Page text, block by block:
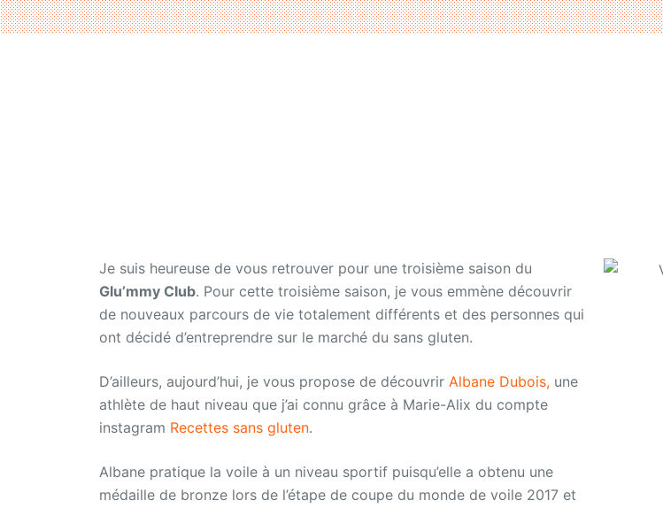
Je suis heureuse de vous retrouver pour une troisième saison du
Glu’mmy Club. Pour cette troisième saison, je vous emmène découvrir
de nouveaux parcours de vie totalement différents et des personnes qui
ont décidé d’entreprendre sur le marché du sans gluten.
D’ailleurs, aujourd’hui, je vous propose de découvrir Albane Dubois, une
athlète de haut niveau que j’ai connu grâce à Marie-Alix du compte
instagram Recettes sans gluten.
Albane pratique la voile à un niveau sportif puisqu’elle a obtenu une
médaille de bronze lors de l’étape de coupe du monde de voile 2017 et